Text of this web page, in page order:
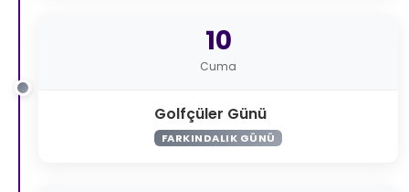
10
Cuma
Golfçüler Günü
FARKINDALIK GÜNÜ